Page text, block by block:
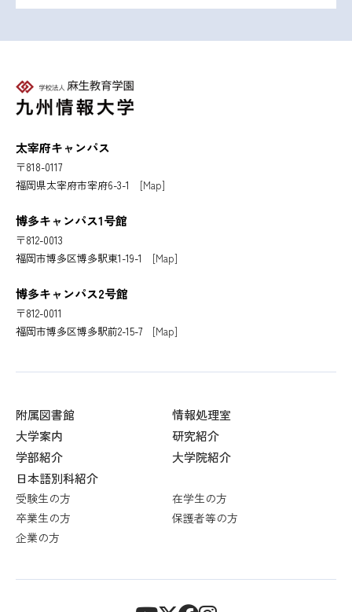
太宰府キャンパス
〒818-0117
福岡県太宰府市宰府6-3-1 [Map]
博多キャンパス1号館
〒812-0013
福岡市博多区博多駅東1-19-1 [Map]
博多キャンパス2号館
〒812-0011
福岡市博多区博多駅前2-15-7 [Map]
附属図書館
情報処理室
大学案内
研究紹介
学部紹介
大学院紹介
日本語別科紹介
受験生の方
在学生の方
卒業生の方
保護者等の方
企業の方